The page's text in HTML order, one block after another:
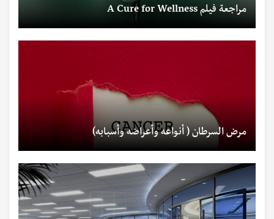
مراجعة فيلم A Cure for Wellness
مرض السرطان ( أنواعه وأعراضه وأسبابه)